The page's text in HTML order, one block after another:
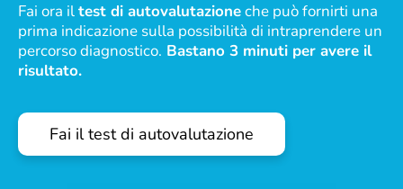
Fai ora iltest di autovalutazioneche può fornirti una
prima indicazione sulla possibilità di intraprendere un
percorso diagnostico. Bastano 3 minuti per avere il
risultato.
Fai il test di autovalutazione